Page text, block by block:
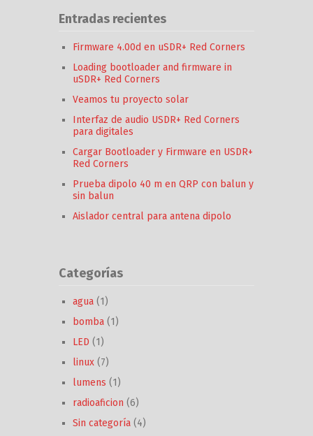
Entradas recientes
Firmware 4.00d en uSDR+ Red Corners
Loading bootloader and firmware in
uSDR+ Red Corners
Veamos tu proyecto solar
Interfaz de audio USDR+ Red Corners
para digitales
Cargar Bootloader y Firmware en USDR+
Red Corners
Prueba dipolo 40 m en QRP con balun y
sin balun
Aislador central para antena dipolo
Categorías
agua (1)
bomba (1)
LED (1)
linux (7)
lumens (1)
radioaficion (6)
Sin categoría (4)